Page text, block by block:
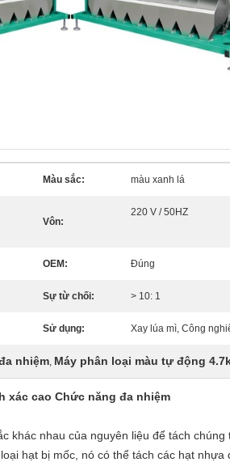
Màu sắc: màu xanh lá
Vôn:
220 V / 50HZ
OEM: Đúng
Sự từ chối: > 10: 1
Sử dụng: Xay lúa mì, Công
nhiệm, Máy phân loại màu tự động
xác cao Chức năng đa nhiệm
khác nhau của nguyên liệu để tách
hạt bị mốc, nó có thể tách các hạt